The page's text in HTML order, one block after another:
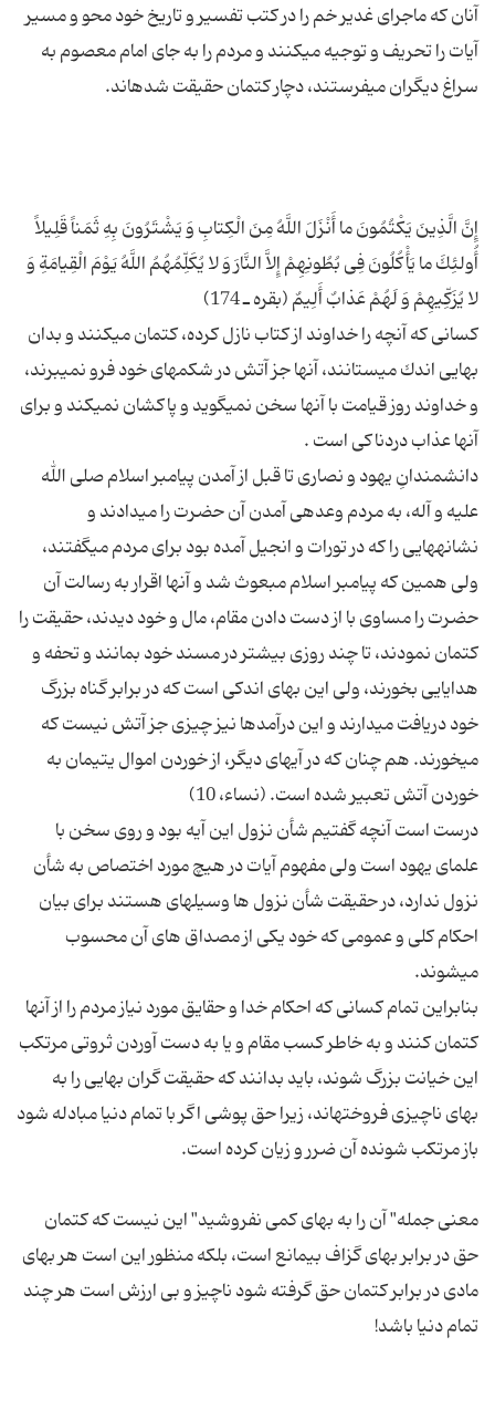
آنان كه ماجراى غدیر خم را در كتب تفسیر و تاریخ خود محو و مسیر
آیات را تحریف و توجیه مى‏كنند و مردم را به جاى امام معصوم به
إِنَّ الَّذِینَ یَكْتُمُونَ ما أَنْزَلَ اللَّهُ مِنَ الْكِتابِ وَ یَشْتَرُونَ بِهِ ثَمَناً قَلِیلاً
أُولئِكَ ما یَأْكُلُونَ فِی بُطُونِهِمْ إِلاَّ النَّارَ وَ لا یُكَلِّمُهُمُ اللَّهُ یَوْمَ الْقِیامَةِ وَ
كسانى كه آنچه را خداوند از كتاب نازل كرده، كتمان مى‏كنند و بدان
بهایى اندك مى‏ستانند، آنها جز آتش در شكم‏هاى خود فرو نمى‏برند،
و خداوند روز قیامت با آنها سخن نمى‏گوید و پاكشان نمى‏كند و براى
دانشمندانِ یهود و نصارى تا قبل از آمدن پیامبر اسلام صلی الله
علیه و آله، به مردم وعده‏ى آمدن آن حضرت را مى‏دادند و
نشانه‏هایى را كه در تورات و انجیل آمده بود براى مردم مى‏گفتند،
ولى همین كه پیامبر اسلام مبعوث شد و آنها اقرار به رسالت آن
حضرت را مساوى با از دست دادن مقام، مال و خود دیدند، حقیقت را
كتمان نمودند، تا چند روزى بیشتر در مسند خود بمانند و تحفه و
هدایایى بخورند، ولى این بهاى اندكى است كه در برابر گناه بزرگ
خود دریافت مى‏دارند و این درآمدها نیز چیزى جز آتش نیست كه
مى‏خورند. هم چنان كه در آیه‏اى دیگر، از خوردن اموال یتیمان به
درست است آنچه گفتیم شأن نزول این آیه بود و روى سخن با
علماى یهود است ولى مفهوم آیات در هیچ مورد اختصاص به شأن
نزول ندارد، در حقیقت شأن نزول ها وسیله‏اى هستند براى بیان
احكام كلى و عمومى كه خود یكى از مصداق هاى آن محسوب
بنابراین تمام كسانى كه احكام خدا و حقایق مورد نیاز مردم را از آنها
كتمان كنند و به خاطر كسب مقام و یا به دست آوردن ثروتى مرتكب
این خیانت بزرگ شوند، باید بدانند كه حقیقت گران بهایى را به
بهاى ناچیزى فروخته‏اند، زیرا حق پوشى اگر با تمام دنیا مبادله شود
معنى جمله" آن را به بهاى كمى نفروشید" این نیست كه كتمان
حق در برابر بهاى گزاف بى‏مانع است، بلكه منظور این است هر بهاى
مادى در برابر كتمان حق گرفته شود ناچیز و بى ارزش است هر چند